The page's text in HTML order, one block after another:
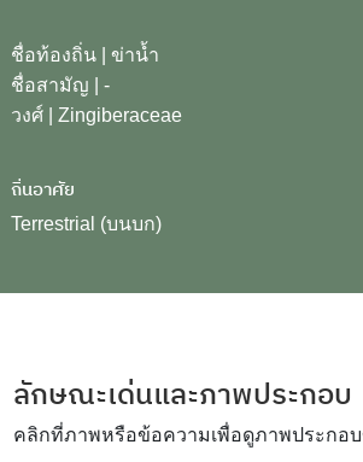
ชื่อท้องถิ่น| ข่าน้ำ
ชื่อสามัญ | -
วงศ์| Zingiberaceae
ถิ่นอาศัย
Terrestrial (บนบก)
ลักษณะเด่นและภาพประกอบ
คลิกที่ภาพหรือข้อความเพื่อดูภาพประกอ